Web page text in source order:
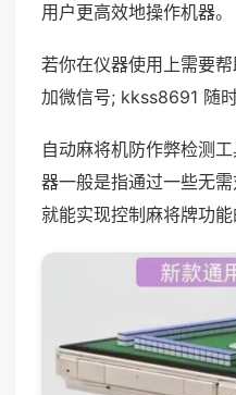
用户更高效地操作机器。
若你在仪器使用上需要
加微信号; kkss8691 随时
自动麻将机防作弊检测
器一般是指通过一些无
就能实现控制麻将牌功能